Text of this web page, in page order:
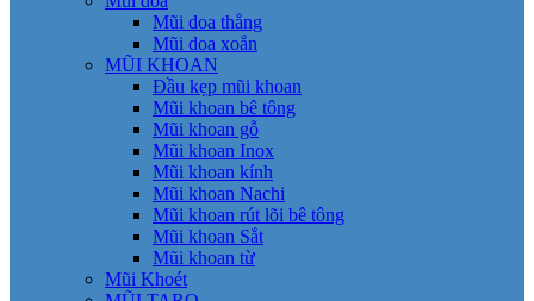
Mũi doa thẳng
Mũi doa xoắn
MŨI KHOAN
Đầu kẹp mũi khoan
Mũi khoan bê tông
Mũi khoan gỗ
Mũi khoan Inox
Mũi khoan kính
Mũi khoan Nachi
Mũi khoan rút lõi bê tông
Mũi khoan Sắt
Mũi khoan từ
Mũi Khoét